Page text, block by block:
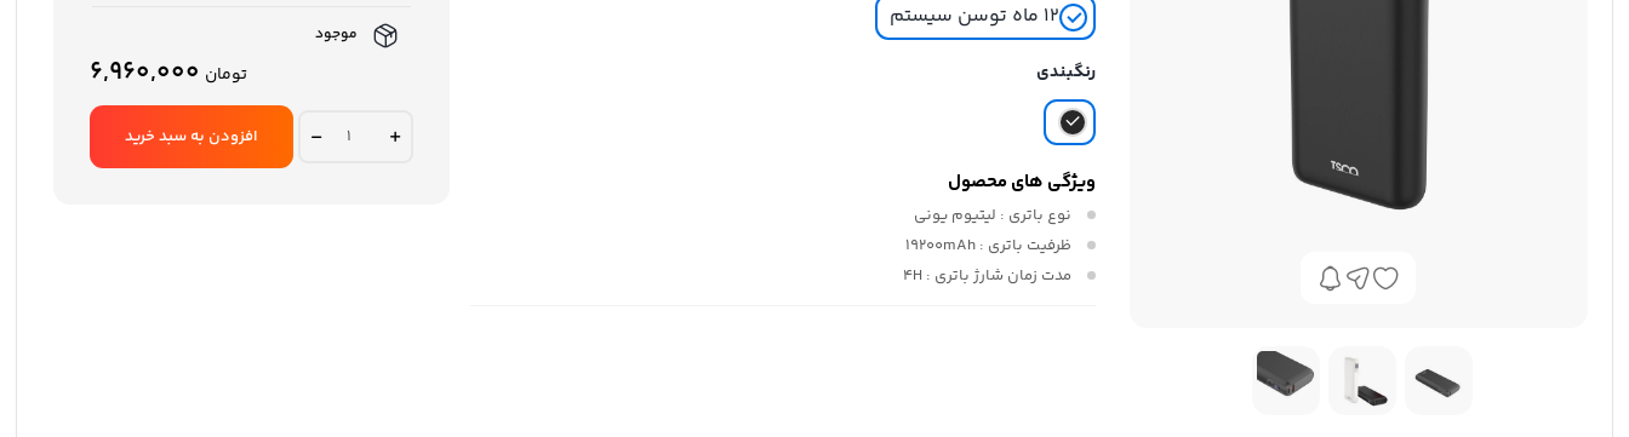
۱۲ ماه توسن سیستم
رنگبندی
ویژگی های محصول
نوع باتری : لیتیوم یونی
ظرفیت باتری : 19200mAh
مدت زمان شارژ باتری : 4H
موجود
تومان
پاوربانک
تسکو افزودن به سبد خرید